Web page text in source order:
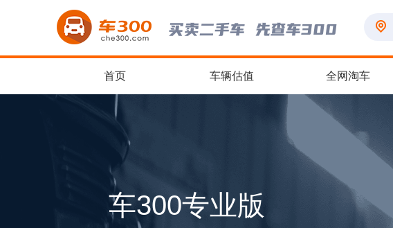
首页 车辆估值 全网淘车
车300专业版